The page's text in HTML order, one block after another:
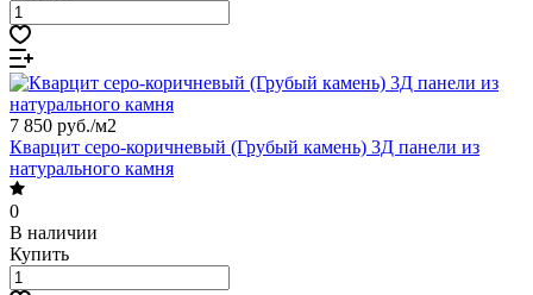
7 850 руб./м2
Кварцит серо-коричневый (Грубый камень) 3Д панели из
натурального камня
0
В наличии
Купить